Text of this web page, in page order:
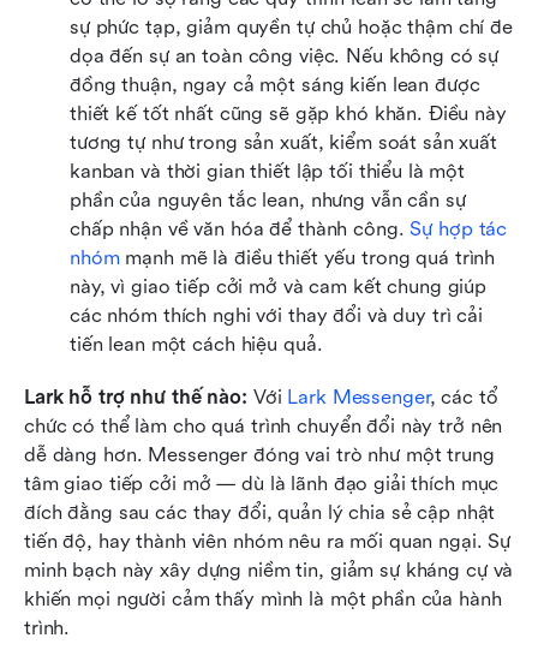
sự phức tạp, giảm quyền tự chủ hoặc thậm chí đe
dọa đến sự an toàn công việc. Nếu không có sự
đồng thuận, ngay cả một sáng kiến lean được
thiết kế tốt nhất cũng sẽ gặp khó khăn. Điều này
tương tự như trong sản xuất, kiểm soát sản xuất
kanban và thời gian thiết lập tối thiểu là một
phần của nguyên tắc lean, nhưng vẫn cần sự
chấp nhận về văn hóa để thành công. Sự hợp tác
nhóm mạnh mẽ là điều thiết yếu trong quá trình
này, vì giao tiếp cởi mở và cam kết chung giúp
các nhóm thích nghi với thay đổi và duy trì cải
tiến lean một cách hiệu quả.
Lark hỗ trợ như thế nào: Với Lark Messenger, các tổ
chức có thể làm cho quá trình chuyển đổi này trở nên
dễ dàng hơn. Messenger đóng vai trò như một trung
tâm giao tiếp cởi mở — dù là lãnh đạo giải thích mục
đích đằng sau các thay đổi, quản lý chia sẻ cập nhật
tiến độ, hay thành viên nhóm nêu ra mối quan ngại. Sự
minh bạch này xây dựng niềm tin, giảm sự kháng cự và
khiến mọi người cảm thấy mình là một phần của hành
trình.